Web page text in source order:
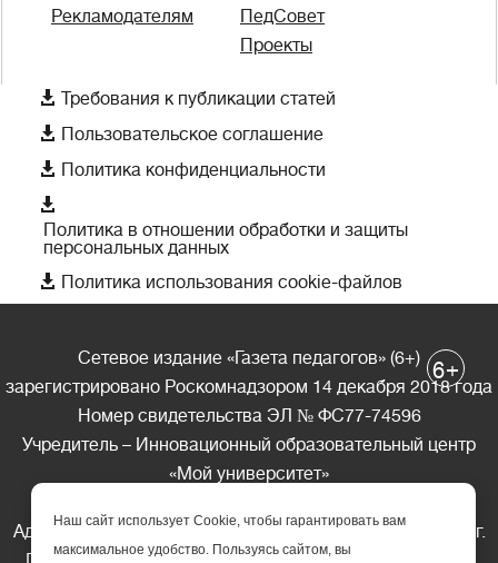
Рекламодателям
ПедСовет
Проекты
 Требования к публикации статей
 Пользовательское соглашение
 Политика конфиденциальности

Политика в отношении обработки и защиты
персональных данных
 Политика использования cookie-файлов
Сетевое издание «Газета педагогов» (6+)
зарегистрировано Роскомнадзором 14 декабря 2018 года
Номер свидетельства ЭЛ № ФС77-74596
Учредитель – Инновационный образовательный центр
«Мой университет»
Адрес редакции: 185035 Россия, Республика Карелия, г.
6+
Наш сайт использует Cookie, чтобы гарантировать вам
максимальное удобство. Пользуясь сайтом, вы